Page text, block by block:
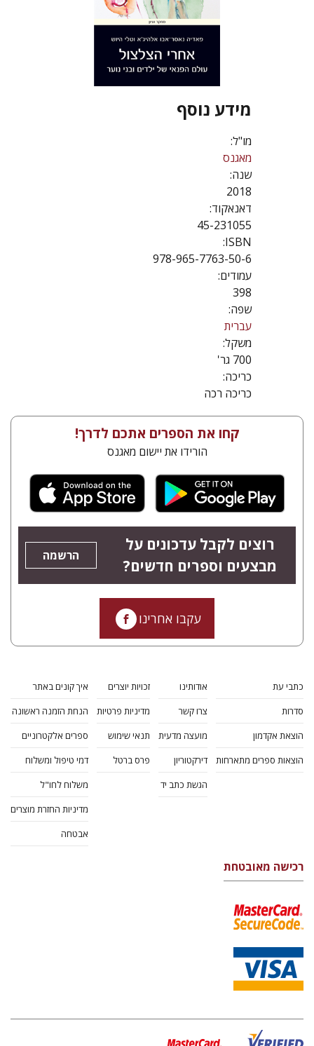
מידע נוסף
מו"ל:
מאגנס
שנה:
2018
דאנאקוד:
45-231055
ISBN:
978-965-7763-50-6
עמודים:
398
שפה:
עברית
משקל:
700 גר'
כריכה:
כריכה רכה
קחו את הספרים אתכם לדרך!
הורידו את יישום מאגנס
רוצים לקבל עדכונים על
מבצעים וספרים חדשים?
הרשמה
עקבו אחרינו
כתבי עת
סדרות
הוצאת אקדמון
הוצאות ספרים מתארחות
אודותינו
צרו קשר
מועצה מדעית
דירקטוריון
הגשת כתב יד
זכויות יוצרים
מדיניות פרטיות
תנאי שימוש
פרס ברטל
איך קונים באתר
הנחת הזמנה ראשונה
ספרים אלקטרוניים
דמי טיפול ומשלוח
משלוח לחו"ל
מדיניות החזרת מוצרים
אבטחה
רכישה מאובטחת